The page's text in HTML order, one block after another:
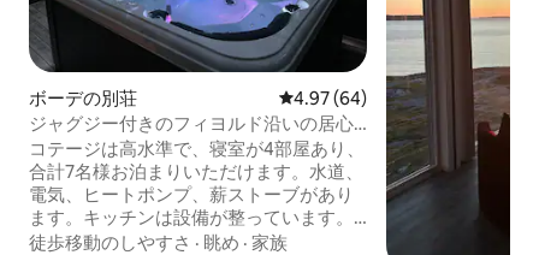
ボーデの別荘 レビュー64件、5つ星中4.97つ
4.97 (64)
ジャグジー付きのフィヨルド沿いの居心
地の良いコテージ。
コテージは高水準で、寝室が4部屋あり、
合計7名様お泊まりいただけます。水道、
電気、ヒートポンプ、薪ストーブがあり
ます。キッチンは設備が整っています。
床暖房、シャワー、トイレ、洗面台、洗
徒歩移動のしやすさ · 眺め · 家族